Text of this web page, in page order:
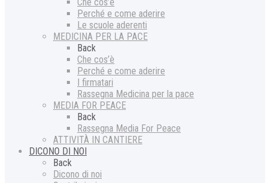
Perché e come aderire
Le scuole aderenti
MEDICINA PER LA PACE
Back
Che cos’è
Perché e come aderire
I firmatari
Rassegna Medicina per la pace
MEDIA FOR PEACE
Back
Rassegna Media For Peace
ATTIVITÀ IN CANTIERE
DICONO DI NOI
Back
Dicono di noi